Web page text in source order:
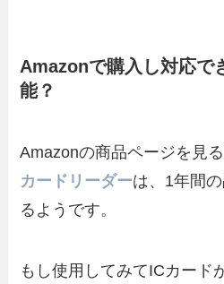
Amazonで購入し対応で
能？
Amazonの商品ページを見
カードリーダーは、1年間
るようです。
もし使用してみてICカード